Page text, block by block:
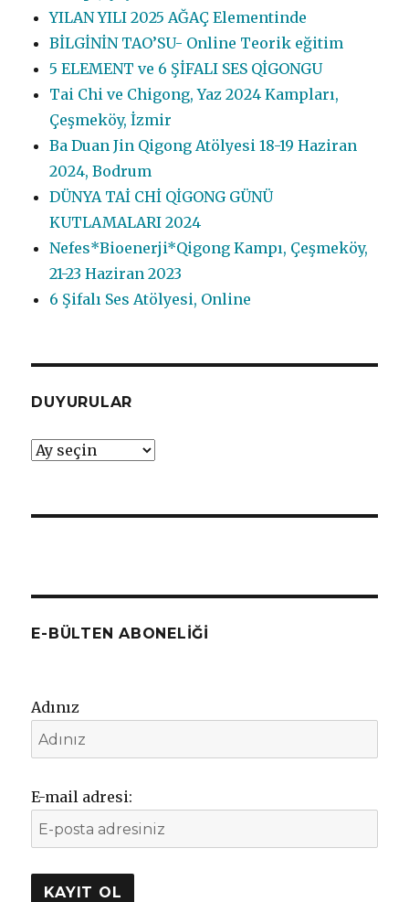
YILAN YILI 2025 AĞAÇ Elementinde
BİLGİNİN TAO’SU- Online Teorik eğitim
5 ELEMENT ve 6 ŞİFALI SES QİGONGU
Tai Chi ve Chigong, Yaz 2024 Kampları,
Çeşmeköy, İzmir
Ba Duan Jin Qigong Atölyesi 18-19 Haziran
2024, Bodrum
DÜNYA TAİ CHİ QİGONG GÜNÜ
KUTLAMALARI 2024
Nefes*Bioenerji*Qigong Kampı, Çeşmeköy,
21-23 Haziran 2023
6 Şifalı Ses Atölyesi, Online
DUYURULAR
DUYURULAR
E-BÜLTEN ABONELIĞI
Adınız
E-mail adresi: